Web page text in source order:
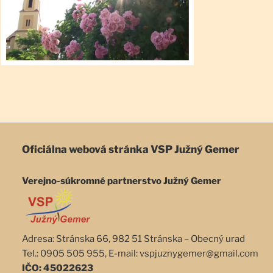
Oficiálna webová stránka VSP Južný Gemer
Verejno-súkromné partnerstvo Južný Gemer
Adresa: Stránska 66, 982 51 Stránska – Obecný urad
Tel.: 0905 505 955, E-mail: vspjuznygemer@gmail.com
IČO: 45022623